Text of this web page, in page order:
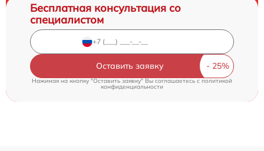
Бесплатная консультация со
специалистом
Оставить заявку
Нажимая на кнопку "Оставить заявку" Вы соглашаетесь cполитикой
конфиденциальности